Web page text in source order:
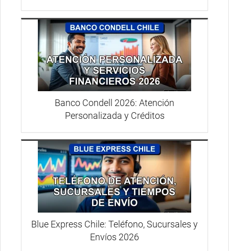
Banco Condell 2026: Atención
Personalizada y Créditos
Blue Express Chile: Teléfono, Sucursales y
Envíos 2026